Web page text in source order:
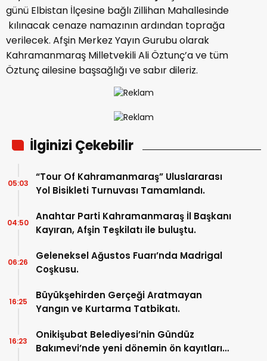
günü Elbistan İlçesine bağlı Zillihan Mahallesinde
kılınacak cenaze namazının ardından toprağa
verilecek. Afşin Merkez Yayın Gurubu olarak
Kahramanmaraş Milletvekili Ali Öztunç’a ve tüm
Öztunç ailesine başsağlığı ve sabır dileriz.
İlginizi Çekebilir
“Tour Of Kahramanmaraş” Uluslararası
Yol Bisikleti Turnuvası Tamamlandı.
05:03
Anahtar Parti Kahramanmaraş İl Başkanı
Kayıran, Afşin Teşkilatı ile buluştu.
04:50
Geleneksel Ağustos Fuarı’nda Madrigal
Coşkusu.
06:26
Büyükşehirden Gerçeği Aratmayan
Yangın ve Kurtarma Tatbikatı.
16:25
Onikişubat Belediyesi’nin Gündüz
Bakımevi’nde yeni dönemin ön kayıtları
16:23